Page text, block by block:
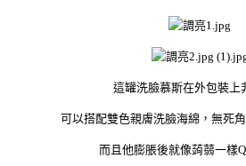
這罐洗臉慕斯在外包裝上
可以搭配雙色親膚洗臉海綿，無死
而且他膨脹後就像蒟蒻一樣